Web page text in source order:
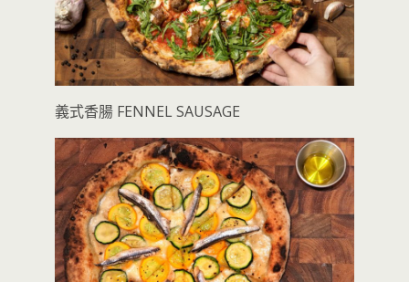
義式香腸 FENNEL SAUSAGE